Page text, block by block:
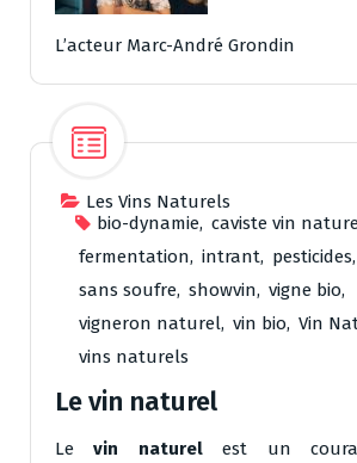
L’acteur Marc-André Grondin
Les Vins Naturels
bio-dynamie, caviste vin
fermentation, intrant, pesticides,
sans soufre, showvin, vigne bio,
vigneron naturel, vin bio, Vin
vins naturels
Le vin naturel
Levin naturelest un